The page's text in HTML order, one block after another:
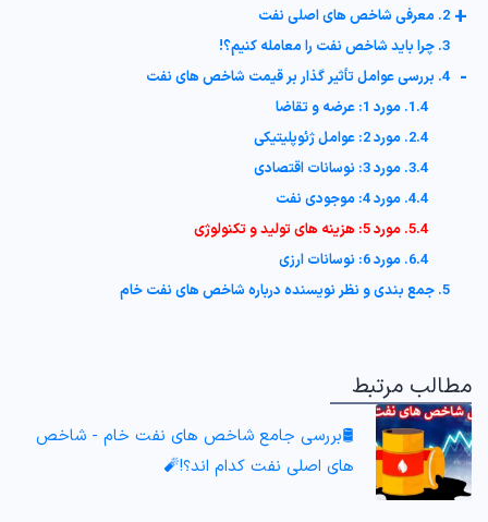
2. معرفی شاخص های اصلی نفت +
3. چرا باید شاخص نفت را معامله کنیم؟!
4. بررسی عوامل تأثیر گذار بر قیمت شاخص های نفت -
1.4. مورد 1: عرضه و تقاضا
2.4. مورد 2: عوامل ژئوپلیتیکی
3.4. مورد 3: نوسانات اقتصادی
4.4. مورد 4: موجودی نفت
5.4. مورد 5: هزینه های تولید و تکنولوژی
6.4. مورد 6: نوسانات ارزی
5. جمع بندی و نظر نویسنده درباره شاخص های نفت خام
مطالب مرتبط
🛢بررسی جامع شاخص های نفت خام - شاخص
های اصلی نفت کدام اند؟!🧨